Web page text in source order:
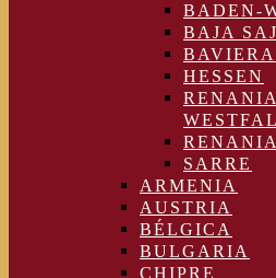
BADEN-
BAJA
BAVIERA
HESSEN
SARRE
ARMENIA
AUSTRIA
BÉLGICA
BULGARIA
CHIPRE